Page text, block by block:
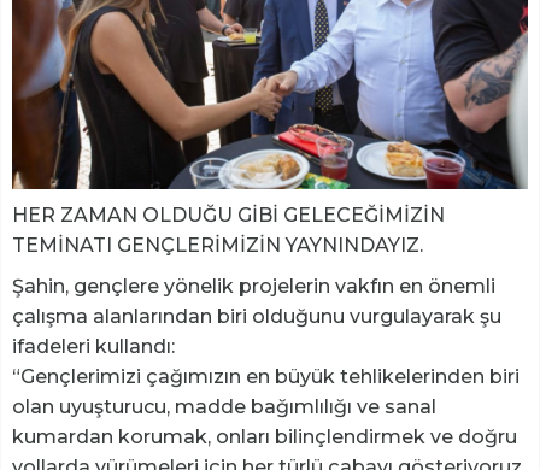
HER ZAMAN OLDUĞU GİBİ GELECEĞİMİZİN
TEMİNATI GENÇLERİMİZİN YAYNINDAYIZ.
Şahin, gençlere yönelik projelerin vakfın en önemli
çalışma alanlarından biri olduğunu vurgulayarak şu
ifadeleri kullandı:
“Gençlerimizi çağımızın en büyük tehlikelerinden biri
olan uyuşturucu, madde bağımlılığı ve sanal
kumardan korumak, onları bilinçlendirmek ve doğru